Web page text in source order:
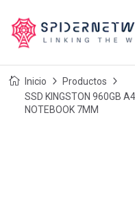
Inicio
Productos
SSD KINGSTON 960GB
NOTEBOOK 7MM